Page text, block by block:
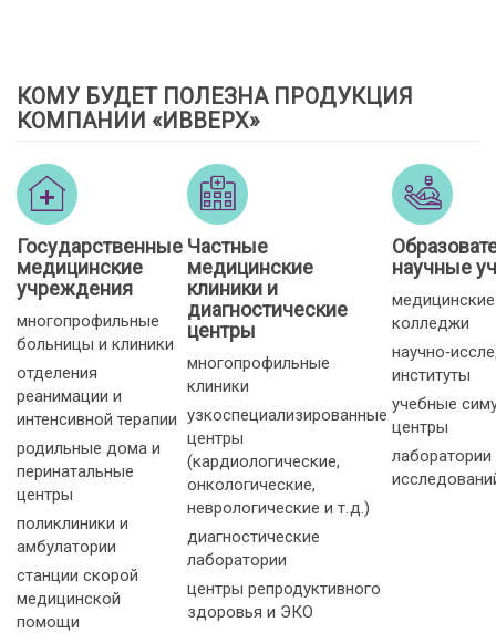
КОМУ БУДЕТ ПОЛЕЗНА ПРОДУКЦИЯ
КОМПАНИИ «ИВВЕРХ»
Государственные
медицинские
учреждения
многопрофильные
больницы и клиники
отделения
реанимации и
интенсивной терапии
родильные дома и
перинатальные
центры
поликлиники и
амбулатории
станции скорой
медицинской
помощи
Частные
медицинские
клиники и
диагностические
центры
многопрофильные
клиники
узкоспециализированные
центры
(кардиологические,
онкологические,
неврологические и т. д.)
диагностические
лаборатории
центры репродуктивного
здоровья и ЭКО
научные
колледжи
институты
учебные
центры
лаборатории